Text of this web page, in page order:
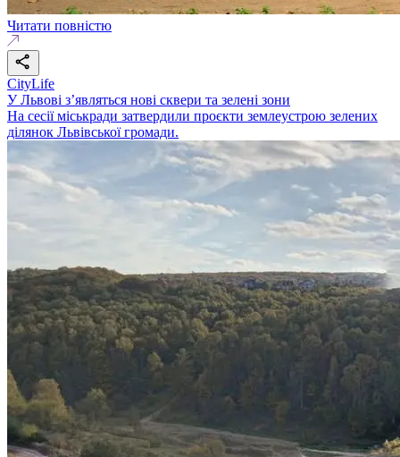
Читати повністю
CityLife
У Львові з’являться нові сквери та зелені зони
На сесії міськради затвердили проєкти землеустрою зелених
ділянок Львівської громади.